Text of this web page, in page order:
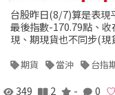
台股昨日(8/7)算是表現
最後指數-170.79點、
現、期現貨也不同步(
期貨 當沖 台指
349 2 - 0